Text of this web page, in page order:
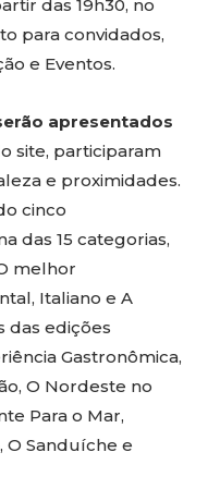
das 19h30, no
para convidados,
e Eventos.
apresentados
site, participaram
e proximidades.
cinco
das 15 categorias,
melhor
Italiano e A
das edições
Gastronômica,
O Nordeste no
Para o Mar,
O Sanduíche e